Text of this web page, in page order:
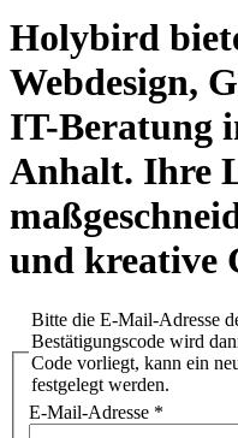
Holybird
Webdesign,
IT-Beratung
Anhalt. Ihre
und kreative
Bitte die E-Mail-Adresse
Bestätigungscode wird
Code vorliegt, kann ein
festgelegt werden.
E-Mail-Adresse *